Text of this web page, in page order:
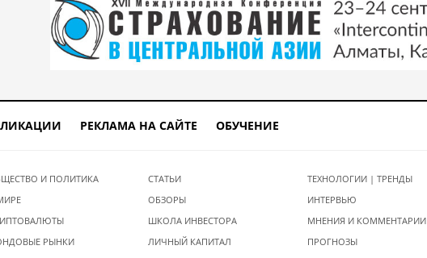
РЕКЛАМА НА САЙТЕ ОБУЧЕНИЕ
И ПОЛИТИКА
РЫНКИ
СТАТЬИ
ОБЗОРЫ
ШКОЛА ИНВЕСТОРА
ЛИЧНЫЙ КАПИТАЛ
ТЕХНОЛОГИИ | ТРЕНДЫ
ИНТЕРВЬЮ
МНЕНИЯ И КОММЕНТАРИИ
ПРОГНОЗЫ